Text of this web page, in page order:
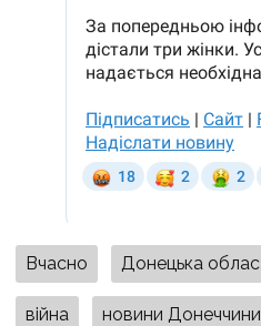
Вчасно Донецька
війна новини Донеччини